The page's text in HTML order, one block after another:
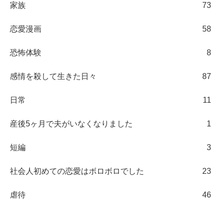
家族 73
恋愛漫画 58
恐怖体験 8
感情を殺して生きた日々 87
日常 11
産後5ヶ月で夫がいなくなりました 1
短編 3
社会人初めての恋愛はボロボロでした 23
虐待 46